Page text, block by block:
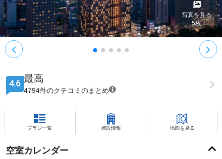
写真を見る
5枚
4.6 最高
4794件のクチコミのまとめ
プラン一覧 施設情報 地図を見る
空室カレンダー